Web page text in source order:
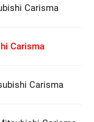
Carisma
Carisma
Carisma